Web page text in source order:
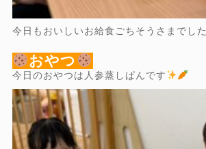
今日もおいしいお給食ごちそうさまでした
おやつ
今日のおやつは人参蒸しぱんです